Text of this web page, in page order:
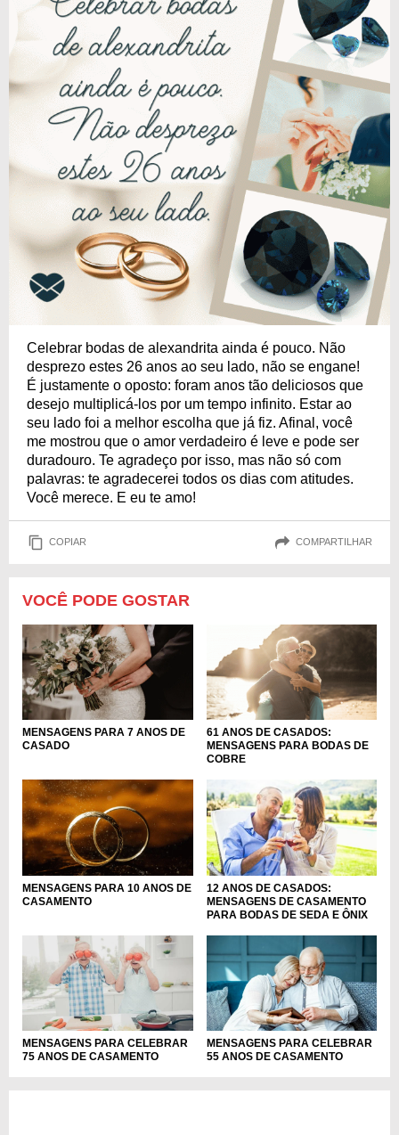
Celebrar bodas de alexandrita ainda é pouco. Não
desprezo estes 26 anos ao seu lado, não se engane!
É justamente o oposto: foram anos tão deliciosos que
desejo multiplicá-los por um tempo infinito. Estar ao
seu lado foi a melhor escolha que já fiz. Afinal, você
me mostrou que o amor verdadeiro é leve e pode ser
duradouro. Te agradeço por isso, mas não só com
palavras: te agradecerei todos os dias com atitudes.
Você merece. E eu te amo!
COPIAR COMPARTILHAR
VOCÊ PODE GOSTAR
MENSAGENS PARA 7 ANOS DE
CASADO
61 ANOS DE CASADOS:
MENSAGENS PARA BODAS DE
COBRE
MENSAGENS PARA 10 ANOS DE
CASAMENTO
12 ANOS DE CASADOS:
MENSAGENS DE CASAMENTO
PARA BODAS DE SEDA E ÔNIX
MENSAGENS PARA CELEBRAR
75 ANOS DE CASAMENTO
MENSAGENS PARA CELEBRAR
55 ANOS DE CASAMENTO